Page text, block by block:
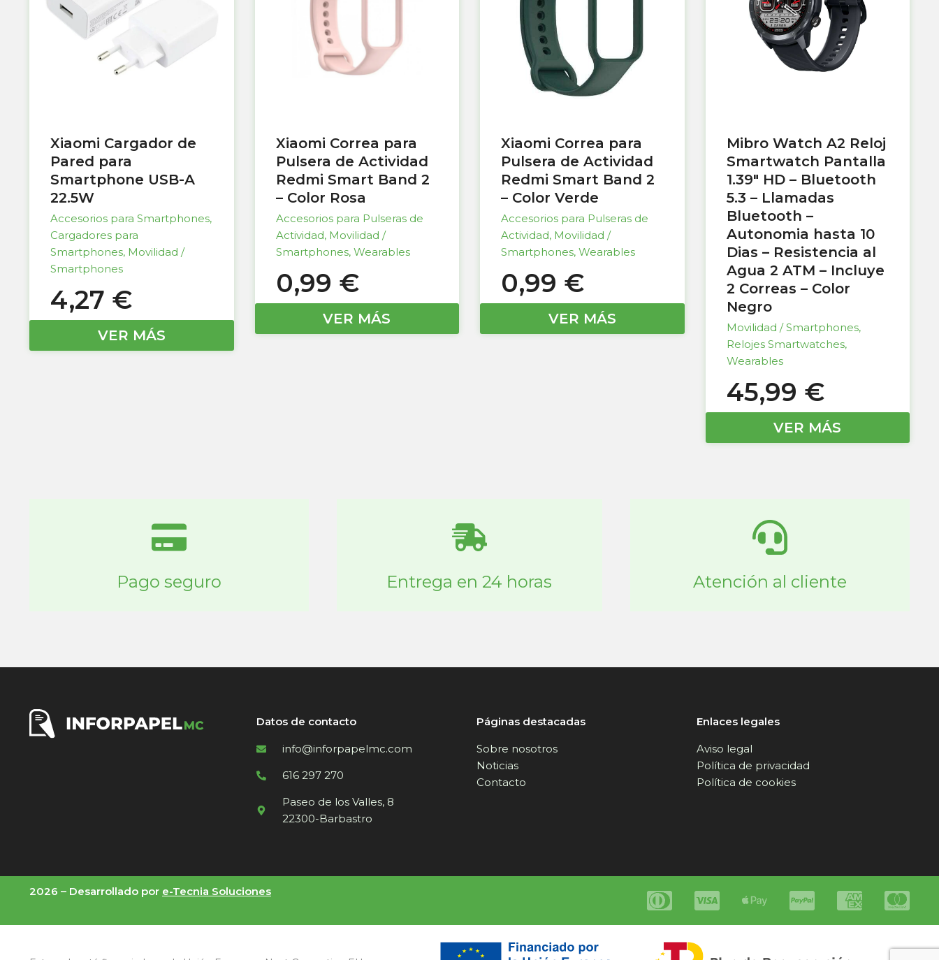
Xiaomi Cargador de
Pared para
Smartphone USB-A
22.5W
Accesorios para Smartphones,
Cargadores para
Smartphones, Movilidad /
Smartphones
4,27 €
VER MÁS
Xiaomi Correa para
Pulsera de Actividad
Redmi Smart Band 2
– Color Rosa
Accesorios para Pulseras de
Actividad, Movilidad /
Smartphones, Wearables
0,99 €
VER MÁS
Xiaomi Correa para
Pulsera de Actividad
Redmi Smart Band 2
– Color Verde
Accesorios para Pulseras de
Actividad, Movilidad /
Smartphones, Wearables
0,99 €
VER MÁS
Mibro Watch A2 Reloj
Smartwatch Pantalla
1.39″ HD – Bluetooth
5.3 – Llamadas
Bluetooth –
Autonomia hasta 10
Dias – Resistencia al
Agua 2 ATM – Incluye
2 Correas – Color
Negro
Movilidad / Smartphones,
Relojes Smartwatches,
Wearables
45,99 €
VER MÁS
Pago seguro Entrega en 24 horas Atención al cliente
Datos de contacto
info@inforpapelmc.com
616 297 270
Paseo de los Valles, 8
22300-Barbastro
Páginas destacadas
Sobre nosotros
Noticias
Contacto
Enlaces legales
Aviso legal
Política de privacidad
Política de cookies
2026 – Desarrollado por e-Tecnia Soluciones